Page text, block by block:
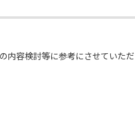
容検討等に参考にさせていただ